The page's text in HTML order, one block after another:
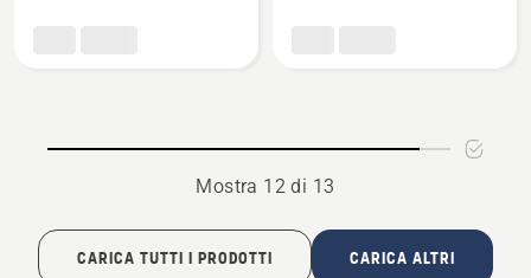
Mostra 12 di 13
CARICA TUTTI I PRODOTTI CARICA ALTRI